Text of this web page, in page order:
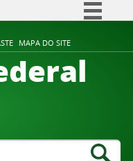
MAPA DO SITE
Comunica BR
Participe
Canais